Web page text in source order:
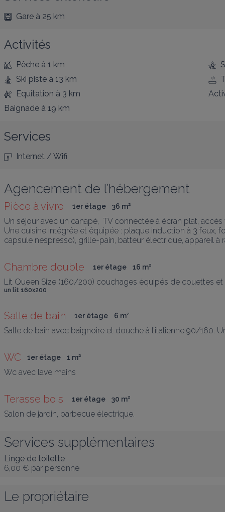
Gare à 25 km
Activités
Pêche à 1 km
Ski piste à 13 km
Equitation à 3 km
Baignade à 19 km
Services
Internet / Wifi
Agencement de l’hébergement
Pièce à vivre 1er étage 36 m²
Un séjour avec un canapé,  TV connectée à écran plat,
Une cuisine intégrée et équipée : plaque induction à 3 feux,
capsule nespresso), grille-pain, batteur électrique, appareil
Chambre double 1er étage 16 m²
Lit Queen Size (160/200) couchages équipés de couettes
un lit 160x200
Salle de bain 1er étage 6 m²
Salle de bain avec baignoire et douche à l’italienne 90/160.
WC 1er étage 1 m²
Wc avec lave mains
Terasse bois 1er étage 30 m²
Salon de jardin, barbecue électrique.
Services supplémentaires
Linge de toilette
6,00 € par personne
Le propriétaire